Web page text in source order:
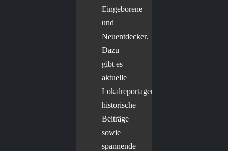
Eingeborene
und
Neuentdecker.
Dazu
gibt es
aktuelle
Lokalreportagen,
historische
Beiträge
sowie
spannende